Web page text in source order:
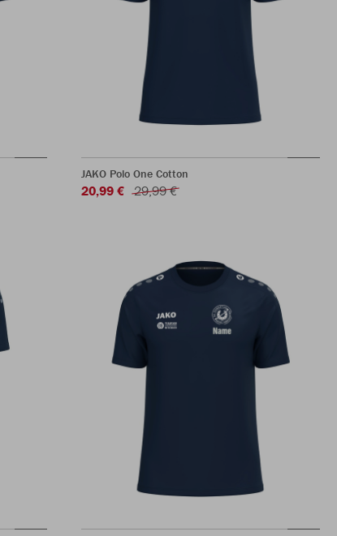
JAKO Polo One Cotton
20,99 € 29,99 €